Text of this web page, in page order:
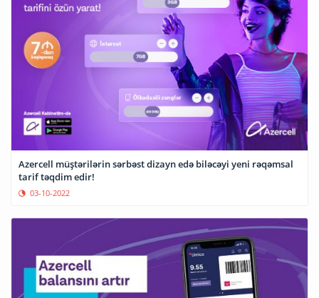
Azercell müştərilərin sərbəst dizayn edə biləcəyi yeni rəqəmsal
tarif təqdim edir!
03-10-2022